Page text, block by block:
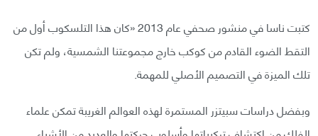
كتبت ناسا في منشور صحفي عام 2013 «كان هذا التلسكوب أول من
التقط الضوء القادم من كوكب خارج مجموعتنا الشمسية، ولم تكن
تلك الميزة في التصميم الأصلي للمهمة.
وبفضل دراسات سبيتزر المستمرة لهذه العوالم الغريبة تمكن علماء